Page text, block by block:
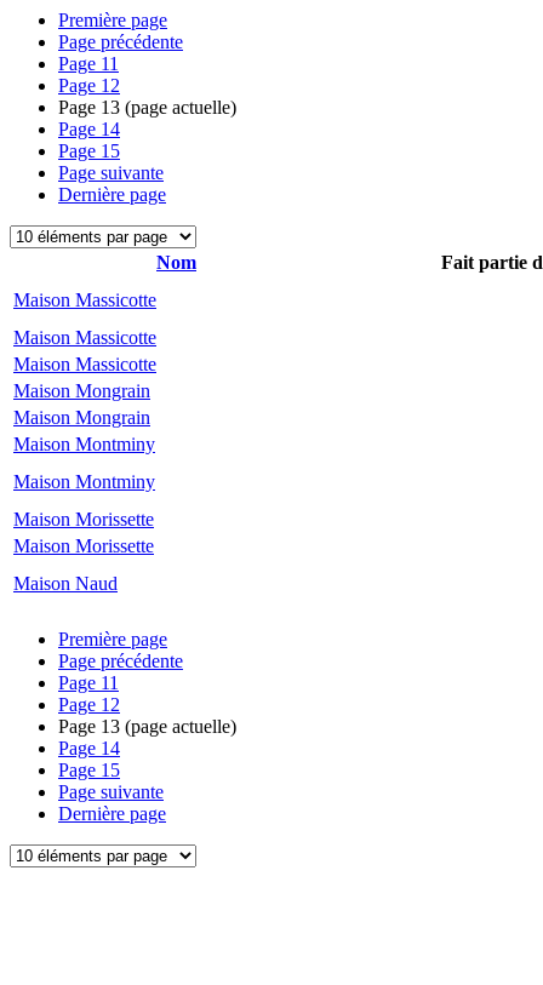
Première page
Page précédente
Page 11
Page 12
Page 13 (page actuelle)
Page 14
Page 15
Page suivante
Dernière page
Nom
Fait partie
Maison Massicotte
Maison Massicotte
Maison Massicotte
Maison Mongrain
Maison Mongrain
Maison Montminy
Maison Montminy
Maison Morissette
Maison Morissette
Maison Naud
Première page
Page précédente
Page 11
Page 12
Page 13 (page actuelle)
Page 14
Page 15
Page suivante
Dernière page